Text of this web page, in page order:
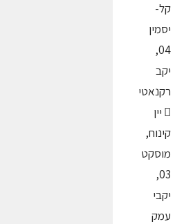
קל-
יסמין
04,
יקב
רקנאטי
 יין
קינוח,
מוסקט
03,
יקבי
עמק